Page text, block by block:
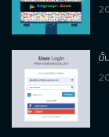
ขั้